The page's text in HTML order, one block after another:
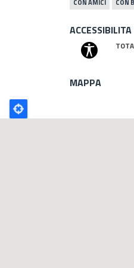
CON AMICI CON
ACCESSIBILITA
MAPPA
Poligono
GEO